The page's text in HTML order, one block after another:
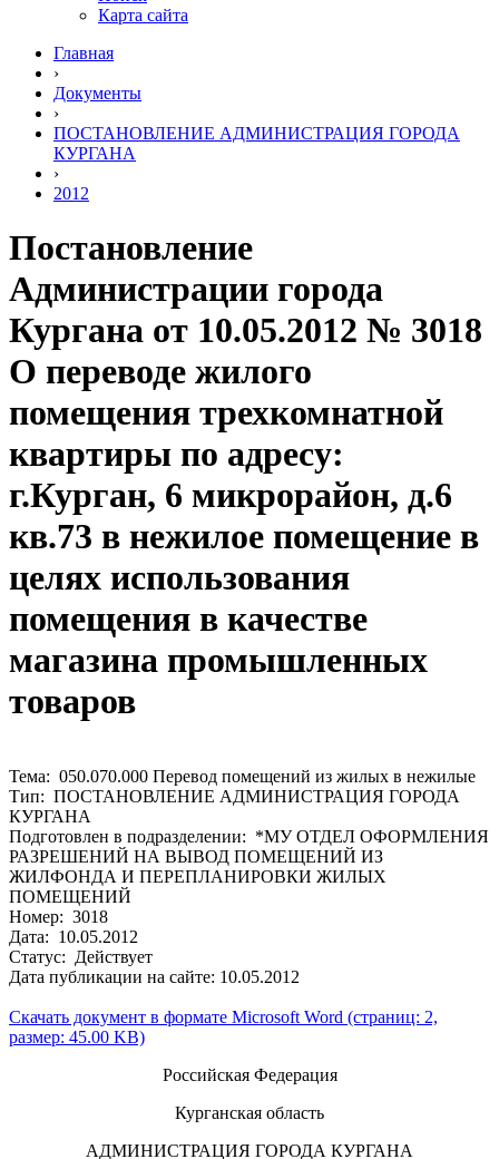
Карта сайта
Главная
›
Документы
›
ПОСТАНОВЛЕНИЕ АДМИНИСТРАЦИЯ ГОРОДА
КУРГАНА
›
2012
Постановление
Администрации города
Кургана от 10.05.2012 № 3018
О переводе жилого
помещения трехкомнатной
квартиры по адресу:
г.Курган, 6 микрорайон, д.6
кв.73 в нежилое помещение в
целях использования
помещения в качестве
магазина промышленных
товаров
Тема: 050.070.000 Перевод помещений из жилых в нежилые
Тип: ПОСТАНОВЛЕНИЕ АДМИНИСТРАЦИЯ ГОРОДА
КУРГАНА
Подготовлен в подразделении: *МУ ОТДЕЛ ОФОРМЛЕНИЯ
РАЗРЕШЕНИЙ НА ВЫВОД ПОМЕЩЕНИЙ ИЗ
ЖИЛФОНДА И ПЕРЕПЛАНИРОВКИ ЖИЛЫХ
ПОМЕЩЕНИЙ
Номер: 3018
Дата: 10.05.2012
Статус: Действует
Дата публикации на сайте: 10.05.2012
Скачать документ в формате Microsoft Word (страниц: 2,
размер: 45.00 KB)
Российская Федерация
Курганская область
АДМИНИСТРАЦИЯ ГОРОДА КУРГАНА